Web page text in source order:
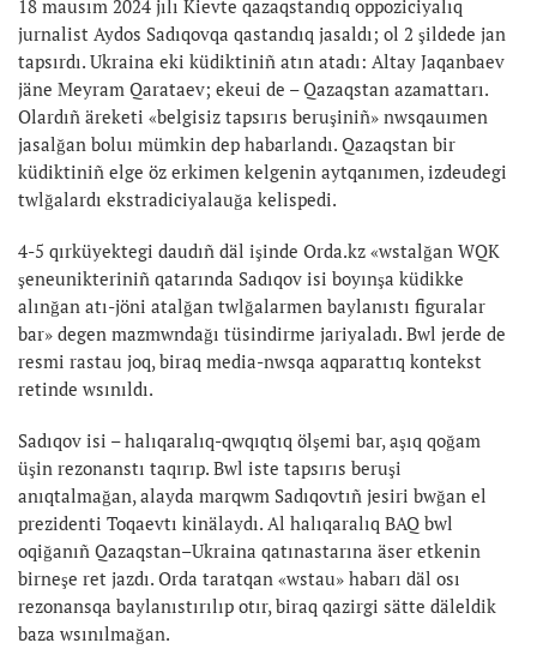
18 mausım 2024 jılı Kievte qazaqstandıq oppoziciyalıq
jurnalist Aydos Sadıqovqa qastandıq jasaldı; ol 2 şildede jan
tapsırdı. Ukraina eki küdiktiniñ atın atadı: Altay Jaqanbaev
jäne Meyram Qarataev; ekeui de – Qazaqstan azamattarı.
Olardıñ äreketi «belgisiz tapsırıs beruşiniñ» nwsqauımen
jasalğan boluı mümkin dep habarlandı. Qazaqstan bir
küdiktiniñ elge öz erkimen kelgenin aytqanımen, izdeudegi
twlğalardı ekstradiciyalauğa kelispedi.
4-5 qırküyektegi daudıñ däl işinde Orda.kz «wstalğan WQK
şeneunikteriniñ qatarında Sadıqov isi boyınşa küdikke
alınğan atı-jöni atalğan twlğalarmen baylanıstı figuralar
bar» degen mazmwndağı tüsindirme jariyaladı. Bwl jerde de
resmi rastau joq, biraq media-nwsqa aqparattıq kontekst
retinde wsınıldı.
Sadıqov isi – halıqaralıq-qwqıqtıq ölşemi bar, aşıq qoğam
üşin rezonanstı taqırıp. Bwl iste tapsırıs beruşi
anıqtalmağan, alayda marqwm Sadıqovtıñ jesiri bwğan el
prezidenti Toqaevtı kinälaydı. Al halıqaralıq BAQ bwl
oqiğanıñ Qazaqstan–Ukraina qatınastarına äser etkenin
birneşe ret jazdı. Orda taratqan «wstau» habarı däl osı
rezonansqa baylanıstırılıp otır, biraq qazirgi sätte däleldik
baza wsınılmağan.